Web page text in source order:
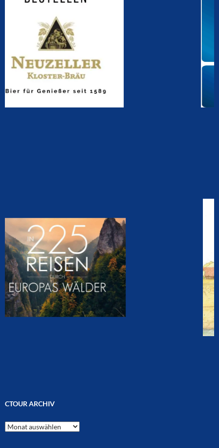
CTOUR ARCHIV
CTOUR
Archiv